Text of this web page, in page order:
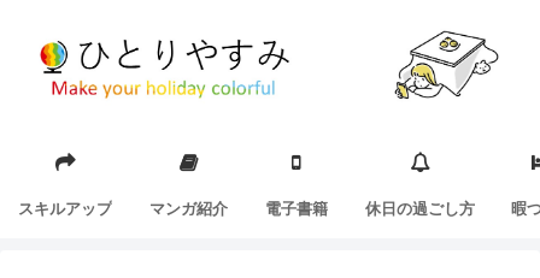
スキルアップ マンガ紹介 電子書籍 休日の過ごし方 暇